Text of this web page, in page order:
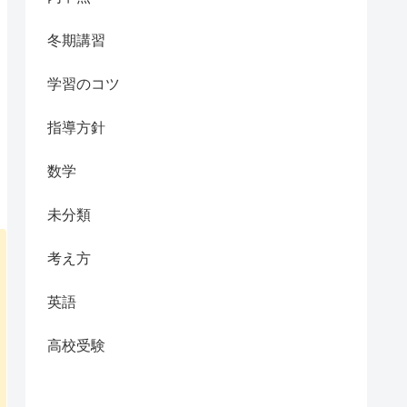
冬期講習
学習のコツ
指導方針
数学
未分類
考え方
英語
高校受験